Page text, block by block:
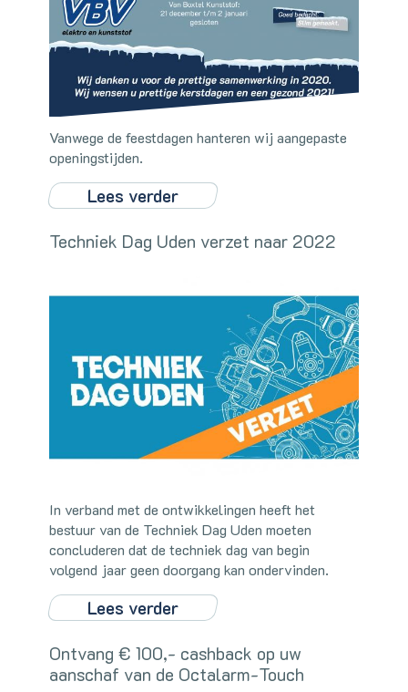
Vanwege de feestdagen hanteren wij aangepaste
openingstijden.
Lees verder
Techniek Dag Uden verzet naar 2022
In verband met de ontwikkelingen heeft het
bestuur van de Techniek Dag Uden moeten
concluderen dat de techniek dag van begin
volgend jaar geen doorgang kan ondervinden.
Lees verder
Ontvang € 100,- cashback op uw
aanschaf van de Octalarm-Touch